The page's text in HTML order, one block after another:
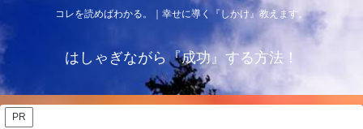
コレを読めばわかる。｜幸せに導く『しかけ』教えます。
はしゃぎながら『成功』する方法！
PR